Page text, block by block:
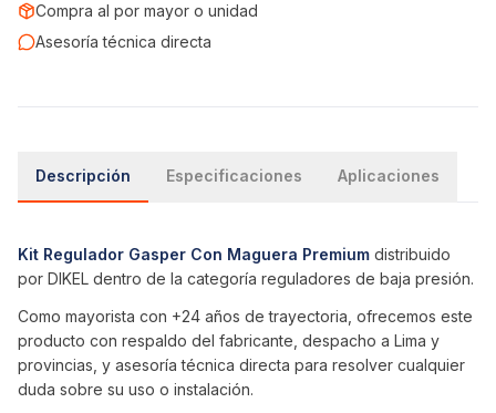
Compra al por mayor o unidad
Asesoría técnica directa
Descripción Especificaciones Aplicaciones
Kit Regulador Gasper Con Maguera Premium distribuido
por DIKEL dentro de la categoría reguladores de baja presión.
Como mayorista con +24 años de trayectoria, ofrecemos este
producto con respaldo del fabricante, despacho a Lima y
provincias, y asesoría técnica directa para resolver cualquier
duda sobre su uso o instalación.